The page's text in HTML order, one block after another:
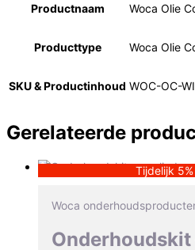
Productnaam Woca Olie
Producttype Woca Olie
SKU & Productinhoud WOC-OC-
Gerelateerde
Tijdelijk
Woca
Onderhoudskit